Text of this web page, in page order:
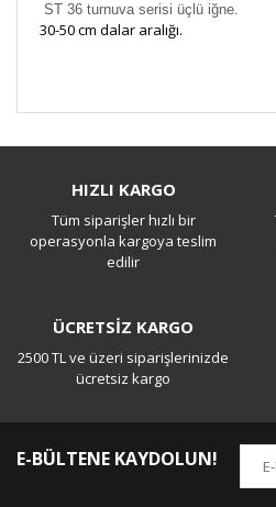
ST 36 turnuva serisi üçlü iğne.
30-50 cm dalar aralığı.
Yorum
HIZLI KARGO
Tüm siparişler hızlı bir
operasyonla kargoya teslim
edilir
ÜCRETSİZ KARGO
2500 TL ve üzeri siparişlerinizde
ücretsiz kargo
E-BÜLTENE KAYDOLUN!